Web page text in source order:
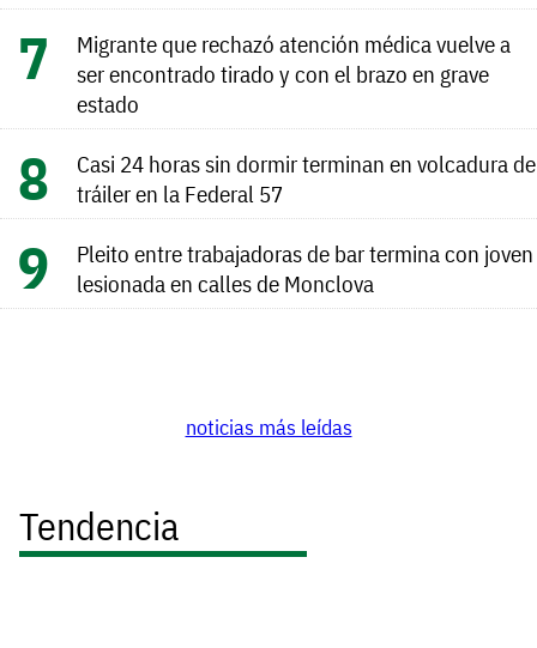
Migrante que rechazó atención médica vuelve a
ser encontrado tirado y con el brazo en grave
estado
Casi 24 horas sin dormir terminan en volcadura de
tráiler en la Federal 57
Pleito entre trabajadoras de bar termina con joven
lesionada en calles de Monclova
noticias más leídas
Tendencia